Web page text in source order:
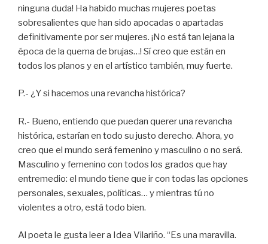
ninguna duda! Ha habido muchas mujeres poetas
sobresalientes que han sido apocadas o apartadas
definitivamente por ser mujeres. ¡No está tan lejana la
época de la quema de brujas…! Sí creo que están en
todos los planos y en el artístico también, muy fuerte.
P.- ¿Y si hacemos una revancha histórica?
R.- Bueno, entiendo que puedan querer una revancha
histórica, estarían en todo su justo derecho. Ahora, yo
creo que el mundo será femenino y masculino o no será.
Masculino y femenino con todos los grados que hay
entremedio: el mundo tiene que ir con todas las opciones
personales, sexuales, políticas… y mientras tú no
violentes a otro, está todo bien.
Al poeta le gusta leer a Idea Vilariño. “Es una maravilla.